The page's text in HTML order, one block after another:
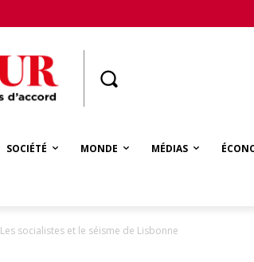
SOCIÉTÉ MONDE MÉDIAS
Les socialistes et le séisme de Lisbonne